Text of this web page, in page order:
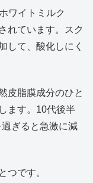
ワイトミルク
れています。スク
して、酸化しにく
皮脂膜成分のひと
ます。10代後半
ぎると急激に減
つです。